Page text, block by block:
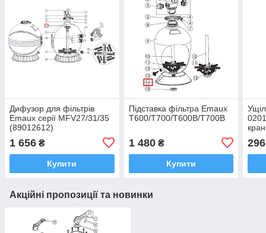
Дифузор для фільтрів
Emaux серії MFV27/31/35
(89012612)
1 656 ₴
Купити
Підставка фільтра Emaux
T600/T700/T600B/T700B
1 480₴
Купити
296
Акційні пропозиції та новинки